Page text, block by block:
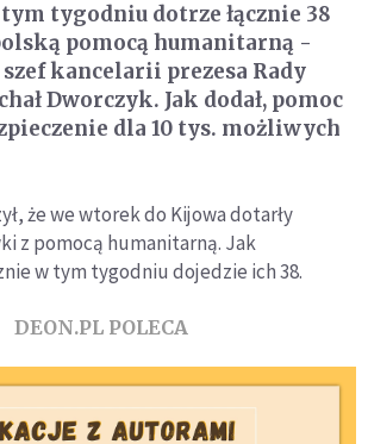
tygodniu dotrze łącznie 38
pomocą humanitarną -
kancelarii prezesa Rady
Dworczyk. Jak dodał, pomoc
dla 10 tys. możliwych
że we wtorek do Kijowa dotarły
z pomocą humanitarną. Jak
w tym tygodniu dojedzie ich 38.
DEON.PL POLECA